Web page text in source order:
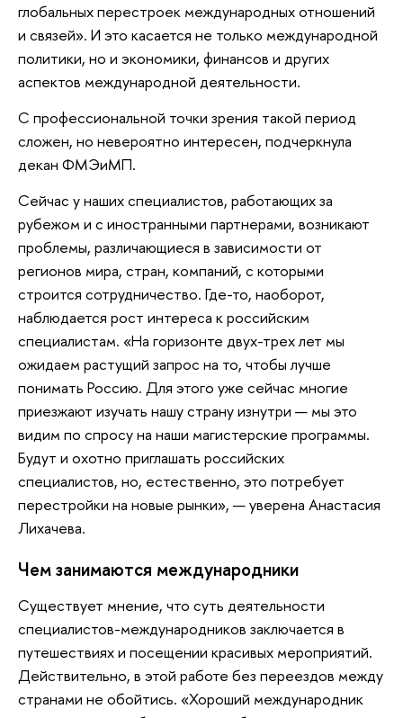
глобальных перестроек международных отношений
и связей». И это касается не только международной
политики, но и экономики, финансов и других
аспектов международной деятельности.
С профессиональной точки зрения такой период
сложен, но невероятно интересен, подчеркнула
декан ФМЭиМП.
Сейчас у наших специалистов, работающих за
рубежом и с иностранными партнерами, возникают
проблемы, различающиеся в зависимости от
регионов мира, стран, компаний, с которыми
строится сотрудничество. Где-то, наоборот,
наблюдается рост интереса к российским
специалистам. «На горизонте двух-трех лет мы
ожидаем растущий запрос на то, чтобы лучше
понимать Россию. Для этого уже сейчас многие
приезжают изучать нашу страну изнутри — мы это
видим по спросу на наши магистерские программы.
Будут и охотно приглашать российских
специалистов, но, естественно, это потребует
перестройки на новые рынки», — уверена Анастасия
Лихачева.
Чем занимаются международники
Существует мнение, что суть деятельности
специалистов-международников заключается в
путешествиях и посещении красивых мероприятий.
Действительно, в этой работе без переездов между
странами не обойтись. «Хороший международник